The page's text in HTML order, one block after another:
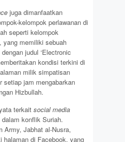
juga dimanfaatkan
kelompok perlawanan di
seperti kelompok
yang memiliki sebuah
judul ‘Electronic
kondisi terkini di
milik simpatisan
setiap jam mengabarkan
Hizbullah.
terkait social media
konflik Suriah.
Army, Jabhat al-Nusra,
halaman di Facebook, yang